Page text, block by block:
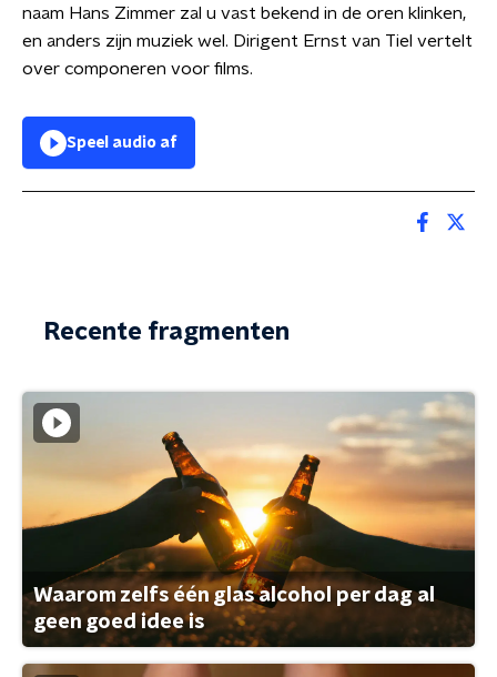
naam Hans Zimmer zal u vast bekend in de oren klinken,
en anders zijn muziek wel. Dirigent Ernst van Tiel vertelt
over componeren voor films.
Speel audio af
Recente fragmenten
Waarom zelfs één glas alcohol per dag al
geen goed idee is